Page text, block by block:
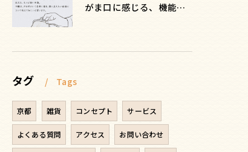
がま口に感じる、機能を超えた安心感の正体
タグ Tags
京都 雑貨 コンセプト サービス
よくある質問 アクセス お問い合わせ